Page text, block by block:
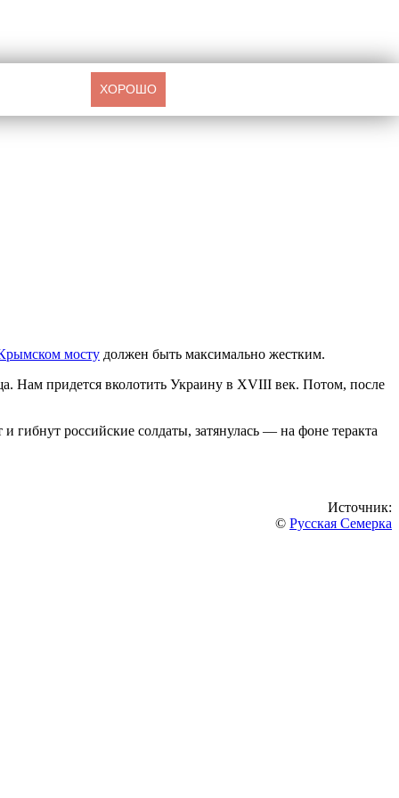
мосту должен быть максимально жестким.
Нам придется вколотить Украину в XVIII век. Потом, после
российские солдаты, затянулась — на фоне теракта
Источник:
© Русская Семерка
ХОРОШО